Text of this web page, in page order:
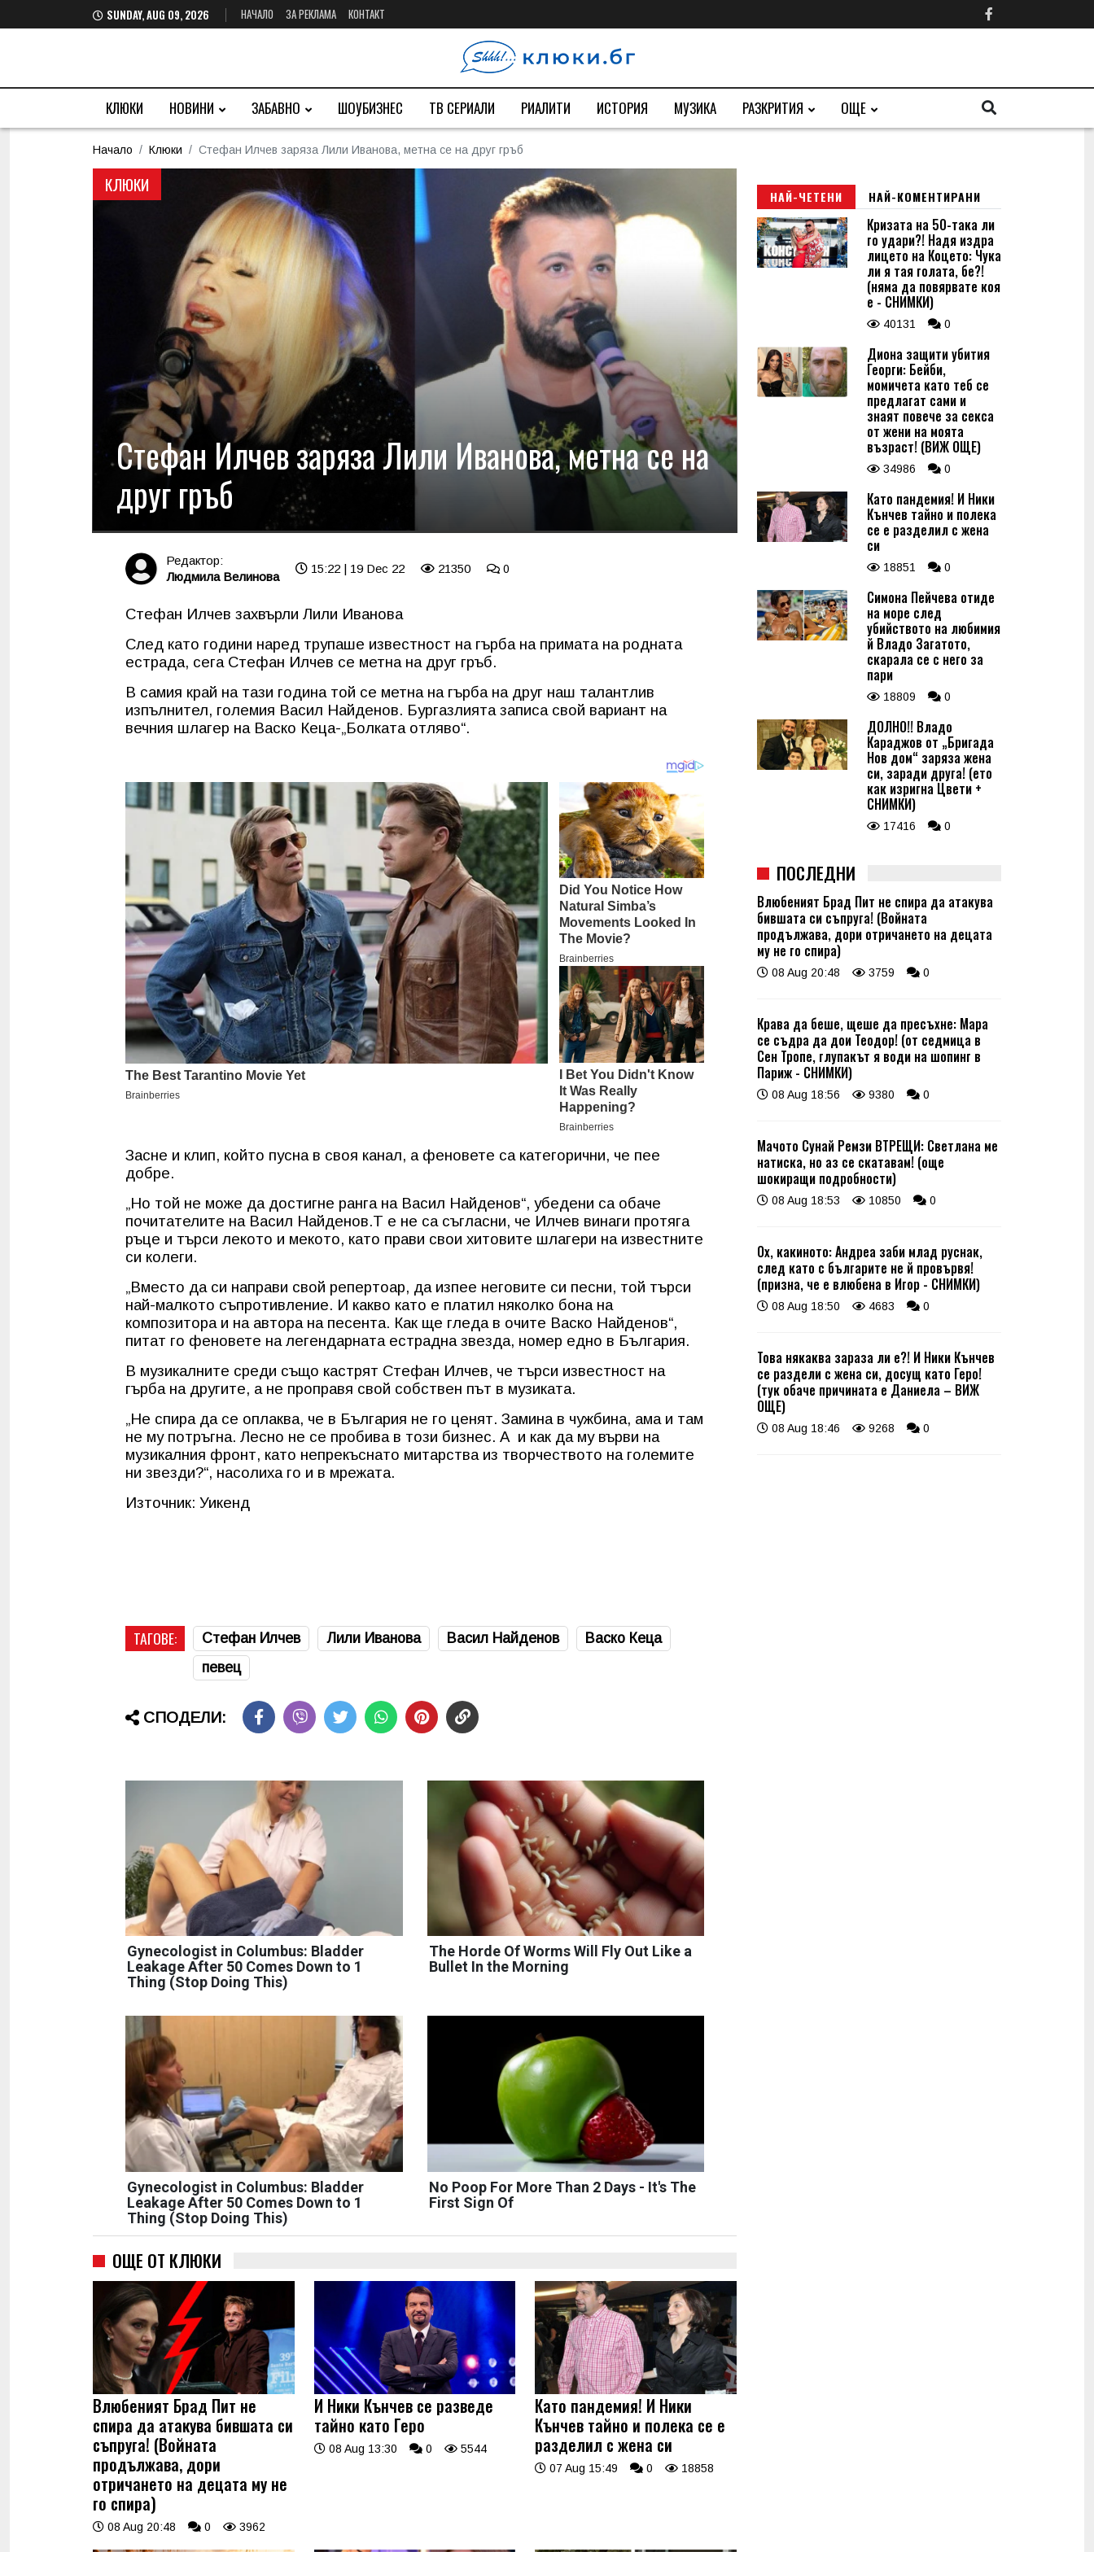
SUNDAY, AUG 09, 2026 НАЧАЛО ЗА РЕКЛАМА КОНТАКТ
КЛЮКИ НОВИНИ ЗАБАВНО ШОУБИЗНЕС ТВ СЕРИАЛИ РИАЛИТИ ИСТОРИЯ МУЗИКА РАЗКРИТИЯ ОЩЕ
Начало Клюки Стефан Илчев заряза Лили Иванова, метна се на друг гръб
КЛЮКИ
Стефан Илчев заряза Лили Иванова, метна се на
друг гръб
Редактор:
Людмила Велинова
15:22 | 19 Dec 22 21350 0
Стефан Илчев захвърли Лили Иванова
След като години наред трупаше известност на гърба на примата на родната
естрада, сега Стефан Илчев се метна на друг гръб.
В самия край на тази година той се метна на гърба на друг наш талантлив
изпълнител, големия Васил Найденов. Бургазлията записа свой вариант на
вечния шлагер на Васко Кеца-„Болката отляво“.
Засне и клип, който пусна в своя канал, а феновете са категорични, че пее
добре.
„Но той не може да достигне ранга на Васил Найденов“, убедени са обаче
почитателите на Васил Найденов.Т е не са съгласни, че Илчев винаги протяга
ръце и търси лекото и мекото, като прави свои хитовите шлагери на известните
си колеги.
„Вместо да си направи свой репертоар, да изпее неговите си песни, той търси
най-малкото съпротивление. И какво като е платил няколко бона на
композитора и на автора на песента. Как ще гледа в очите Васко Найденов“,
питат го феновете на легендарната естрадна звезда, номер едно в България.
В музикалните среди също кастрят Стефан Илчев, че търси известност на
гърба на другите, а не проправя свой собствен път в музиката.
„Не спира да се оплаква, че в България не го ценят. Замина в чужбина, ама и там
не му потръгна. Лесно не се пробива в този бизнес. А и как да му върви на
музикалния фронт, като непрекъснато митарства из творчеството на големите
ни звезди?“, насолиха го и в мрежата.
Източник: Уикенд
ТАГОВЕ: Стефан Илчев Лили Иванова Васил Найденов
Васко Кеца
певец
СПОДЕЛИ:
Gynecologist in Columbus: Bladder
Leakage After 50 Comes Down to 1
Thing (Stop Doing This)
The Horde Of Worms Will Fly Out Like a
Bullet In the Morning
Gynecologist in Columbus: Bladder
Leakage After 50 Comes Down to 1
Thing (Stop Doing This)
No Poop For More Than 2 Days - It's The
First Sign Of
ОЩЕ ОТ КЛЮКИ
Влюбеният Брад Пит не
спира да атакува бившата си
съпруга! (Войната
продължава, дори
отричането на децата му не
го спира)
08 Aug 20:48 0 3962
И Ники Кънчев се разведе
тайно като Геро
08 Aug 13:30 0 5544
Като пандемия! И Ники
Кънчев тайно и полека се е
разделил с жена си
07 Aug 15:49 0 18858
НАЙ-ЧЕТЕНИ НАЙ-КОМЕНТИРАНИ
Кризата на 50-така ли
го удари?! Надя издра
лицето на Коцето: Чука
ли я тая голата, бе?!
(няма да повярвате коя
е - СНИМКИ)
40131 0
Диона защити убития
Георги: Бейби,
момичета като теб се
предлагат сами и
знаят повече за секса
от жени на моята
възраст! (ВИЖ ОЩЕ)
34986 0
Като пандемия! И Ники
Кънчев тайно и полека
се е разделил с жена
си
18851 0
Симона Пейчева отиде
на море след
убийството на любимия
й Владо Загатото,
скарала се с него за
пари
18809 0
ДОЛНО!! Владо
Караджов от „Бригада
Нов дом“ заряза жена
си, заради друга! (ето
как изригна Цвети +
СНИМКИ)
17416 0
ПОСЛЕДНИ
Влюбеният Брад Пит не спира да атакува
бившата си съпруга! (Войната
продължава, дори отричането на децата
му не го спира)
08 Aug 20:48 3759 0
Крава да беше, щеше да пресъхне: Мара
се съдра да дои Теодор! (от седмица в
Сен Тропе, глупакът я води на шопинг в
Париж - СНИМКИ)
08 Aug 18:56 9380 0
Мачото Сунай Ремзи ВТРЕЩИ: Светлана ме
натиска, но аз се скатавам! (още
шокиращи подробности)
08 Aug 18:53 10850 0
Ох, какиното: Андреа заби млад руснак,
след като с българите не й провървя!
(призна, че е влюбена в Игор - СНИМКИ)
08 Aug 18:50 4683 0
Това някаква зараза ли е?! И Ники Кънчев
се раздели с жена си, досущ като Геро!
(тук обаче причината е Даниела – ВИЖ
ОЩЕ)
08 Aug 18:46 9268 0